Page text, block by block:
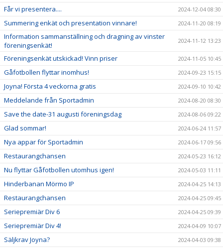
Får vi presentera.... 2024-12-04 08:30
Summering enkät och presentation vinnare! 2024-11-20 08:19
Information sammanställning och dragning av vinster
föreningsenkät!
2024-11-12 13:23
Föreningsenkät utskickad! Vinn priser 2024-11-05 10:45
Gåfotbollen flyttar inomhus! 2024-09-23 15:15
Joyna! Första 4 veckorna gratis 2024-09-10 10:42
Meddelande från Sportadmin 2024-08-20 08:30
Save the date-31 augusti föreningsdag 2024-08-06 09:22
Glad sommar! 2024-06-24 11:57
Nya appar för Sportadmin 2024-06-17 09:56
Restaurangchansen 2024-05-23 16:12
Nu flyttar Gåfotbollen utomhus igen! 2024-05-03 11:11
Hinderbanan Mörmo IP 2024-04-25 14:13
Restaurangchansen 2024-04-25 09:45
Seriepremiär Div 6 2024-04-25 09:39
Seriepremiär Div 4! 2024-04-09 10:07
Säljkrav Joyna? 2024-04-03 09:38